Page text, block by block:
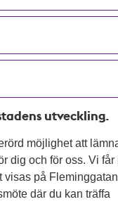
utveckling.
möjlighet att
dig och för oss. Vi
på
där du kan träffa